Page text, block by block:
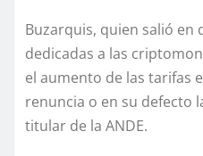
Buzarquis, quien salió en
dedicadas a las
el aumento de las tarifas
renuncia o en su defecto
titular de la ANDE.